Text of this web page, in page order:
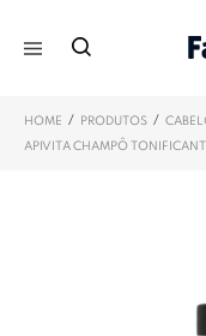
HOME / PRODUTOS /
APIVITA CHAMPÔ